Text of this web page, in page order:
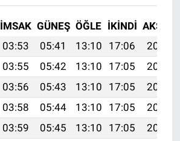
İMSAK GÜNEŞ ÖĞLE İKINDI AKŞAM
03:53 05:41 13:10 17:06
20:29
03:55 05:42 13:10 17:05
20:28
03:56 05:43 13:10 17:05
20:27
03:58 05:44 13:10 17:05
20:26
03:59 05:45 13:10 17:05
20:25